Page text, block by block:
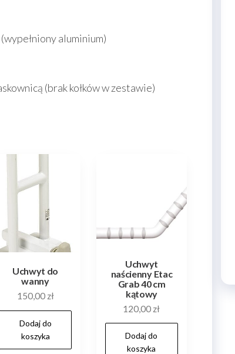
aluminium)
(brak kołków w zestawie)
Uchwyt do
wanny
150,00 zł
Dodaj do
koszyka
Uchwyt
naścienny Etac
Grab 40 cm
kątowy
120,00 zł
Dodaj do
koszyka